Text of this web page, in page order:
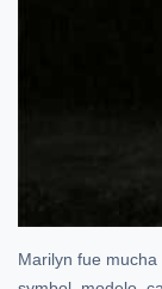
Marilyn fue